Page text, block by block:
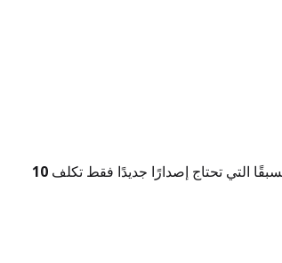
التي تحتاج إصدارًا جديدًا فقط تكلف10